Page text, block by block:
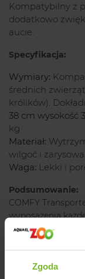
Zgoda
Kompatybilny z
dodatkowo
aucie.
Specyfikacja:
Wymiary:
średnich
królików).
38 cm wysokość
kg
Materiał:
wilgoć i
Waga: Lekki i
Podsumowanie:
COMFY
wyposażenia
trwałość,
doskonałym
bezpieczeństwie,